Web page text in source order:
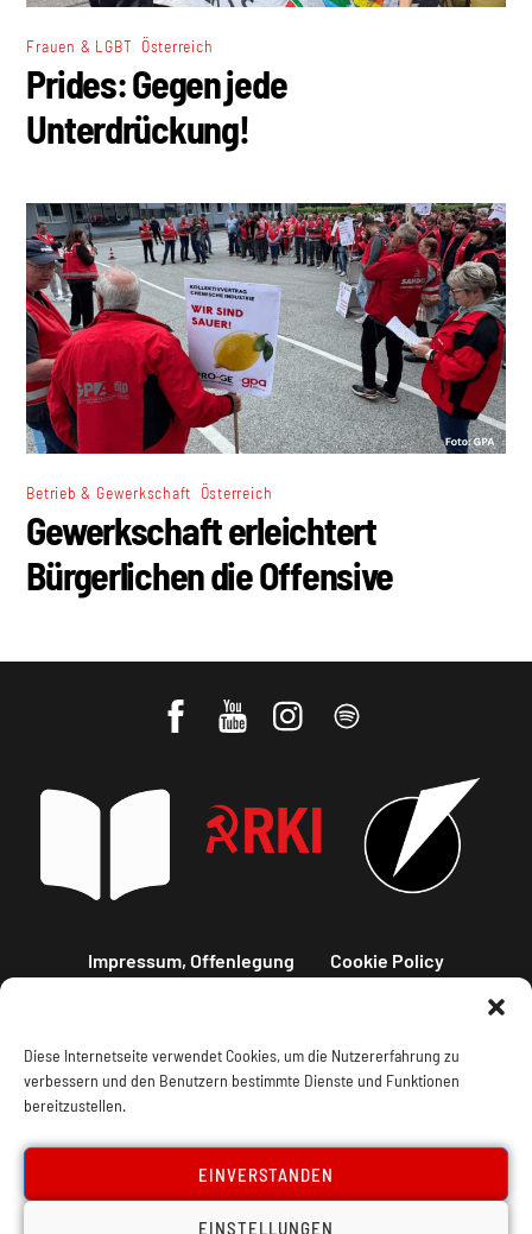
Diese Internetseite verwendet Cookies, um die Nutzererfahrung zu
verbessern und den Benutzern bestimmte Dienste und Funktionen
bereitzustellen.
EINVERSTANDEN
EINSTELLUNGEN
Frauen & LGBT Österreich
Prides: Gegen jede
Unterdrückung!
Betrieb & Gewerkschaft Österreich
Gewerkschaft erleichtert
Bürgerlichen die Offensive
Impressum, Offenlegung Cookie Policy